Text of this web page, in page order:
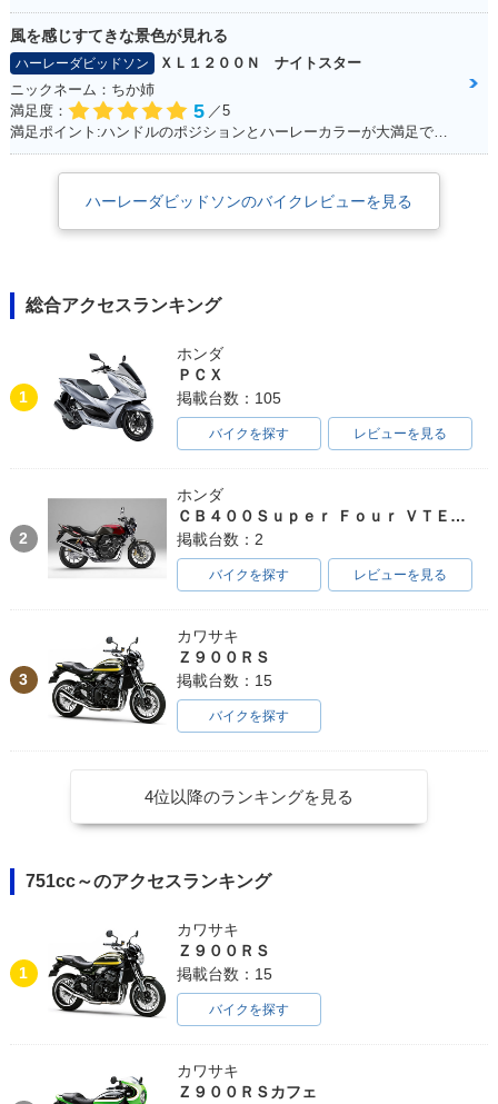
風を感じすてきな景色が見れる
ハーレーダビッドソン
ＸＬ１２００Ｎ ナイトスター
ニックネーム：ちか姉
満足度：
5 ／5
満足ポイント:ハンドルのポジションとハーレーカラーが大満足です！ パワーも抜群！
ハーレーダビッドソンのバイクレビューを見る
総合アクセスランキング
1
ホンダ
ＰＣＸ
掲載台数：105
バイクを探す レビューを見る
2
ホンダ
ＣＢ４００Ｓｕｐｅｒ Ｆｏｕｒ ＶＴＥＣ ＳＰＥＣ３
掲載台数：2
バイクを探す レビューを見る
3
カワサキ
Ｚ９００ＲＳ
掲載台数：15
バイクを探す
4位以降のランキングを見る
751cc～のアクセスランキング
1
カワサキ
Ｚ９００ＲＳ
掲載台数：15
バイクを探す
カワサキ
Ｚ９００ＲＳカフェ